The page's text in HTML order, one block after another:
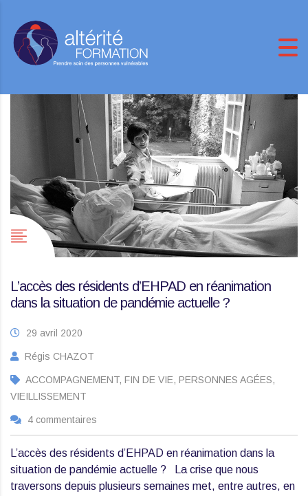
L’accès des résidents d’EHPAD en réanimation
dans la situation de pandémie actuelle ?
29 avril 2020
Régis CHAZOT
ACCOMPAGNEMENT, FIN DE VIE, PERSONNES AGÉES,
VIEILLISSEMENT
4 commentaires
L’accès des résidents d’EHPAD en réanimation dans la
situation de pandémie actuelle ? La crise que nous
traversons depuis plusieurs semaines met, entre autres, en